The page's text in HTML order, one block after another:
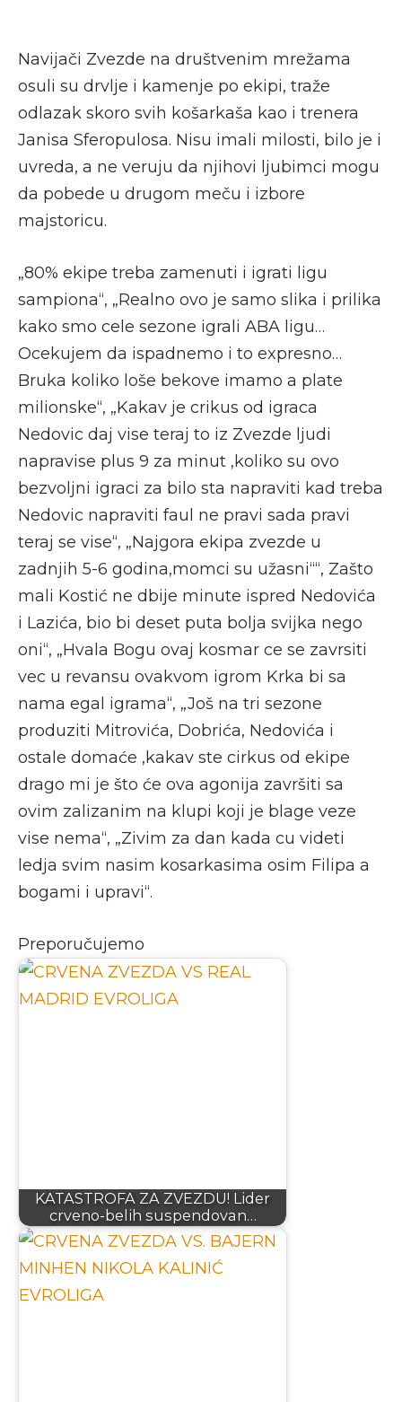
Navijači Zvezde na društvenim mrežama
osuli su drvlje i kamenje po ekipi, traže
odlazak skoro svih košarkaša kao i trenera
Janisa Sferopulosa. Nisu imali milosti, bilo je i
uvreda, a ne veruju da njihovi ljubimci mogu
da pobede u drugom meču i izbore
majstoricu.
„80% ekipe treba zamenuti i igrati ligu
sampiona“, „Realno ovo je samo slika i prilika
kako smo cele sezone igrali ABA ligu…
Ocekujem da ispadnemo i to expresno…
Bruka koliko loše bekove imamo a plate
milionske“, „Kakav je crikus od igraca
Nedovic daj vise teraj to iz Zvezde ljudi
napravise plus 9 za minut ,koliko su ovo
bezvoljni igraci za bilo sta napraviti kad treba
Nedovic napraviti faul ne pravi sada pravi
teraj se vise“, „Najgora ekipa zvezde u
zadnjih 5-6 godina,momci su užasni““, Zašto
mali Kostić ne dbije minute ispred Nedovića
i Lazića, bio bi deset puta bolja svijka nego
oni“, „Hvala Bogu ovaj kosmar ce se zavrsiti
vec u revansu ovakvom igrom Krka bi sa
nama egal igrama“, „Još na tri sezone
produziti Mitrovića, Dobrića, Nedovića i
ostale domaće ,kakav ste cirkus od ekipe
drago mi je što će ova agonija završiti sa
ovim zalizanim na klupi koji je blage veze
vise nema“, „Zivim za dan kada cu videti
ledja svim nasim kosarkasima osim Filipa a
bogami i upravi“.
Preporučujemo
KATASTROFA ZA ZVEZDU! Lider
crveno-belih suspendovan…